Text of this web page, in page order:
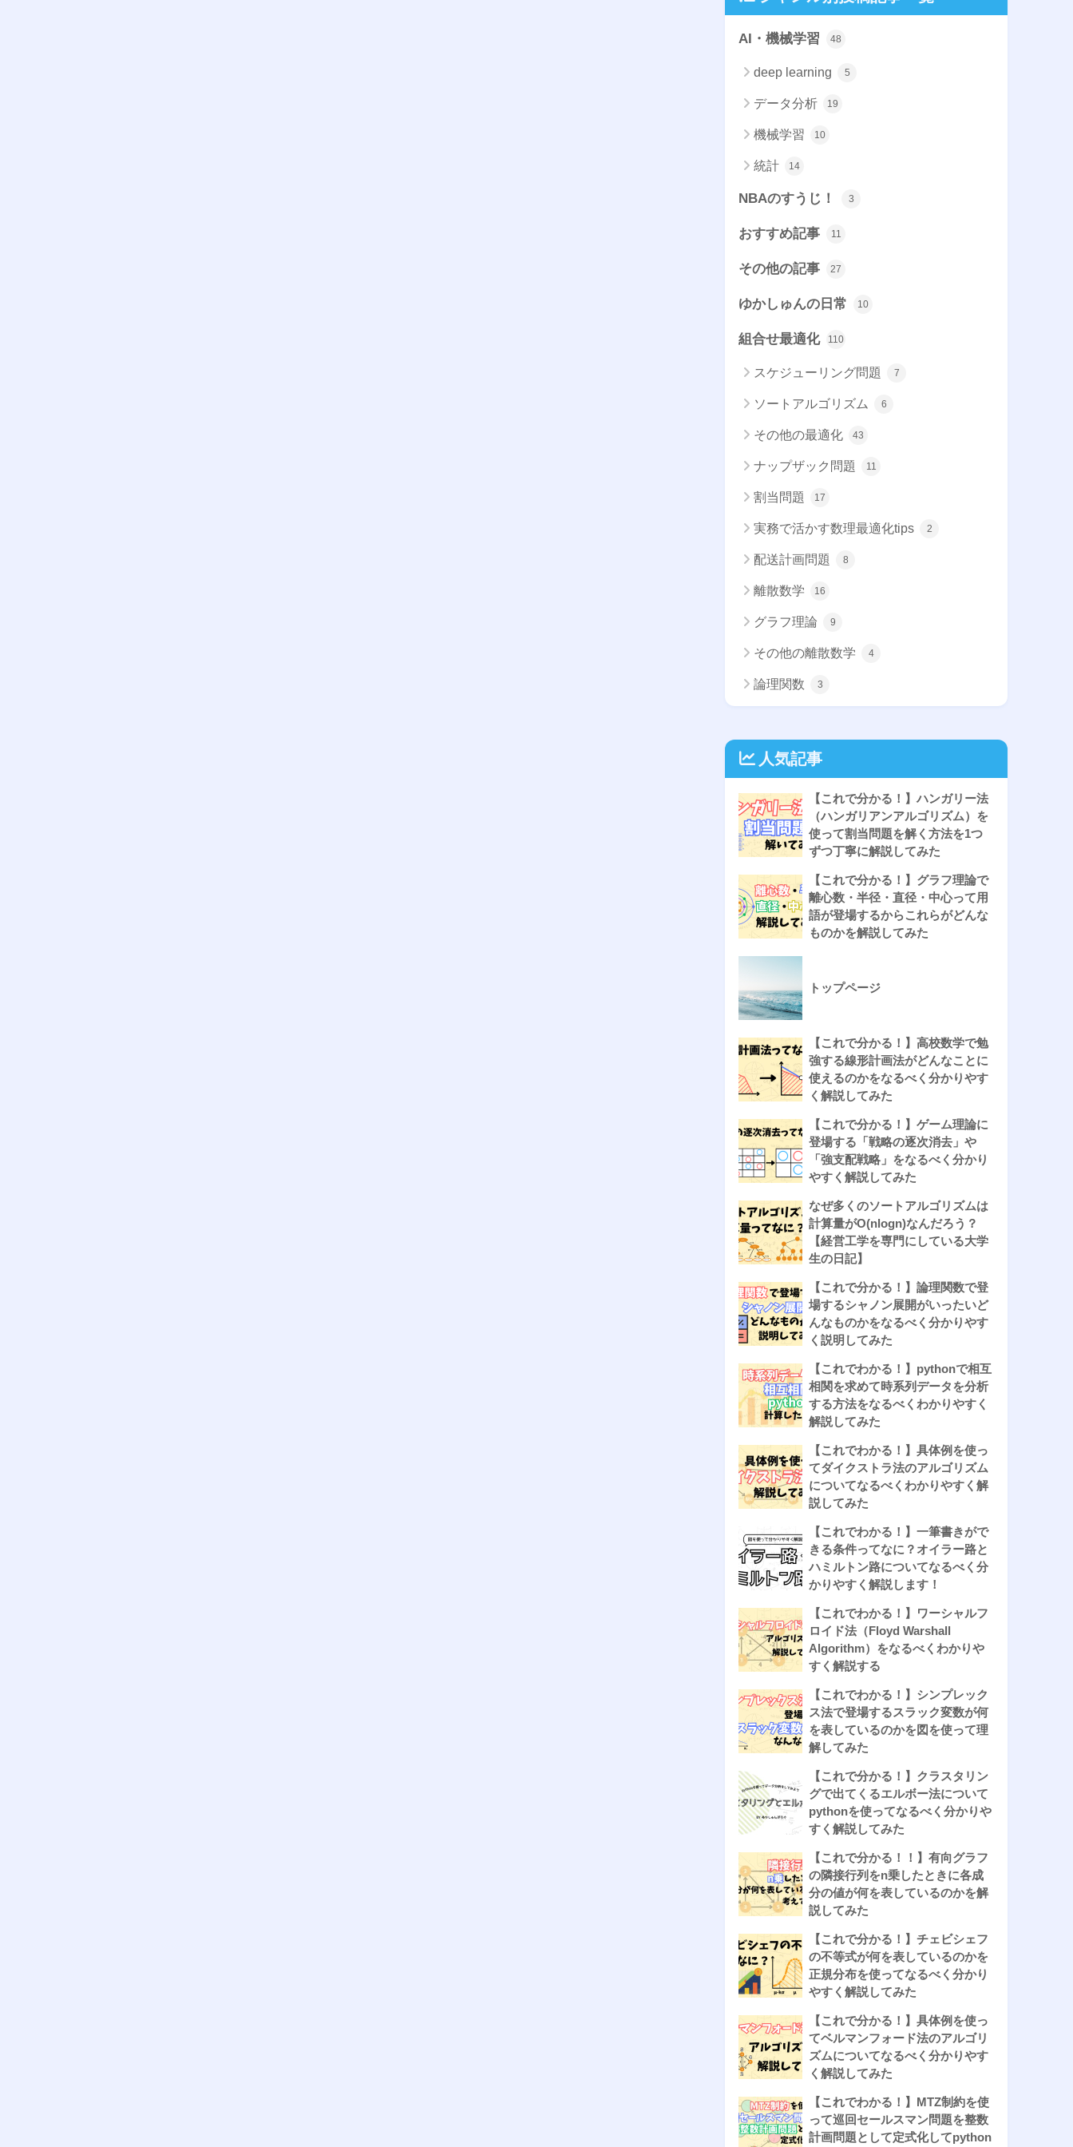
AI・機械学習 48
deep learning 5
データ分析 19
機械学習 10
統計 14
NBAのすうじ！ 3
おすすめ記事 11
その他の記事 27
ゆかしゅんの日常 10
組合せ最適化 110
スケジューリング問題 7
ソートアルゴリズム 6
その他の最適化 43
ナップザック問題 11
割当問題 17
実務で活かす数理最適化tips 2
配送計画問題 8
離散数学 16
グラフ理論 9
その他の離散数学 4
論理関数 3
人気記事
【これで分かる！】ハンガリー法
（ハンガリアンアルゴリズム）を
使って割当問題を解く方法を1つ
ずつ丁寧に解説してみた
【これで分かる！】グラフ理論で
離心数・半径・直径・中心って用
語が登場するからこれらがどんな
ものかを解説してみた
トップページ
【これで分かる！】高校数学で勉
強する線形計画法がどんなことに
使えるのかをなるべく分かりやす
く解説してみた
【これで分かる！】ゲーム理論に
登場する「戦略の逐次消去」や
「強支配戦略」をなるべく分かり
やすく解説してみた
なぜ多くのソートアルゴリズムは
計算量がO(nlogn)なんだろう？
【経営工学を専門にしている大学
生の日記】
【これで分かる！】論理関数で登
場するシャノン展開がいったいど
んなものかをなるべく分かりやす
く説明してみた
【これでわかる！】pythonで相互
相関を求めて時系列データを分析
する方法をなるべくわかりやすく
解説してみた
【これでわかる！】具体例を使っ
てダイクストラ法のアルゴリズム
についてなるべくわかりやすく解
説してみた
【これでわかる！】一筆書きがで
きる条件ってなに？オイラー路と
ハミルトン路についてなるべく分
かりやすく解説します！
【これでわかる！】ワーシャルフ
ロイド法（Floyd Warshall
Algorithm）をなるべくわかりや
すく解説する
【これでわかる！】シンプレック
ス法で登場するスラック変数が何
を表しているのかを図を使って理
解してみた
【これで分かる！】クラスタリン
グで出てくるエルボー法について
pythonを使ってなるべく分かりや
すく解説してみた
【これで分かる！！】有向グラフ
の隣接行列をn乗したときに各成
分の値が何を表しているのかを解
説してみた
【これで分かる！】チェビシェフ
の不等式が何を表しているのかを
正規分布を使ってなるべく分かり
やすく解説してみた
【これで分かる！】具体例を使っ
てベルマンフォード法のアルゴリ
ズムについてなるべく分かりやす
く解説してみた
【これでわかる！】MTZ制約を使
って巡回セールスマン問題を整数
計画問題として定式化してpython